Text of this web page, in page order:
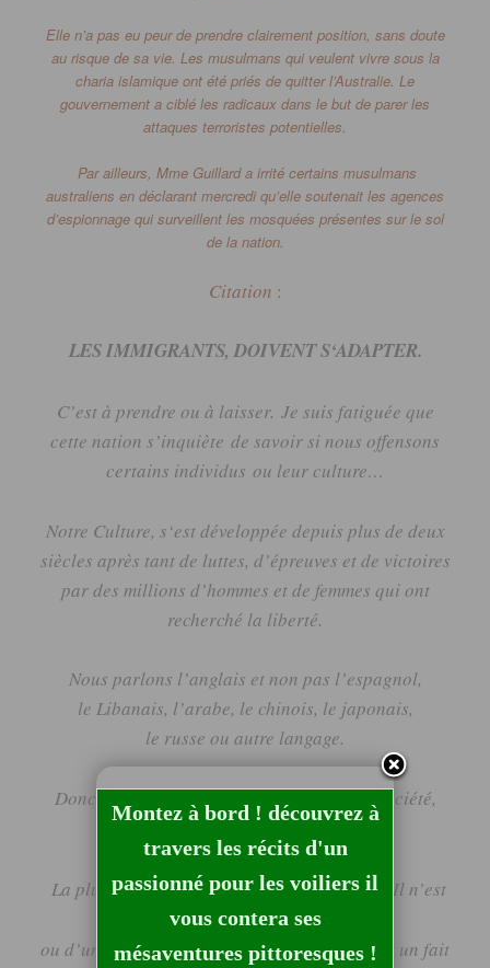
Elle n’a pas eu peur de prendre clairement position, sans doute
au risque de sa vie. Les musulmans qui veulent vivre sous la
charia islamique ont été priés de quitter l’Australie. Le
gouvernement a ciblé les radicaux dans le but de parer les
attaques terroristes potentielles.
Par ailleurs, Mme Guillard a irrité certains musulmans
australiens en déclarant mercredi qu’elle soutenait les agences
d’espionnage qui surveillent les mosquées présentes sur le sol
de la nation.
Citation :
LESIMMIGRANTS,DOIVENTS‘ADAPTER.
C’est à prendre ou à laisser. Je suis fatiguée que
cette nation s’inquiète de savoir si nous offensons
certains individus ou leur culture…
Notre Culture, s‘est développée depuis plus de deux
siècles après tant de luttes, d’épreuves et de victoires
par des millions d’hommes et de femmes qui ont
recherché la liberté.
Nous parlons l’anglais et non pas l’espagnol,
le Libanais, l’arabe, le chinois, le japonais,
le russe ou autre langage.
Donc, si vous voulez faire partie de notre société,
APPRENEZNOTRELANGUE!!
La plupart des Australiens croient en Dieu.
Il n’est
pas question ici de « droit chrétien »
ou d’une quelconque pression politique, c ‘est un fait
Montez à bord ! découvrez à
travers les récits d'un
passionné pour les voiliers il
vous contera ses
mésaventures pittoresques !